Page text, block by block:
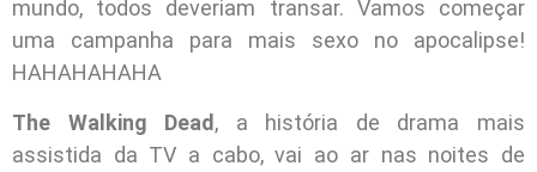
mundo, todos deveriam transar. Vamos começar
uma campanha para mais sexo no apocalipse!
HAHAHAHAHA
The Walking Dead , a história de drama mais
assistida da TV a cabo, vai ao ar nas noites de